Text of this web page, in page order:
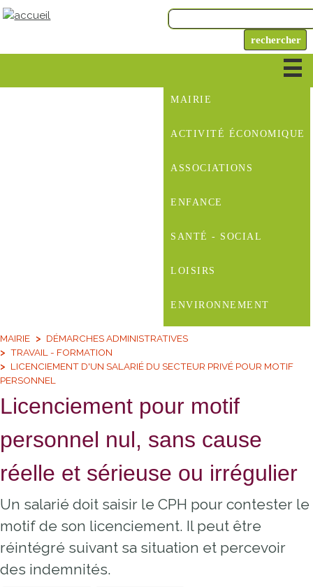
MAIRIE
ACTIVITÉ ÉCONOMIQUE
ASSOCIATIONS
ENFANCE
SANTÉ - SOCIAL
LOISIRS
ENVIRONNEMENT
MAIRIE
DÉMARCHES ADMINISTRATIVES
TRAVAIL - FORMATION
LICENCIEMENT D'UN SALARIÉ DU SECTEUR PRIVÉ POUR MOTIF
PERSONNEL
Licenciement pour motif
personnel nul, sans cause
réelle et sérieuse ou irrégulier
Un salarié doit saisir le CPH pour contester le
motif de son licenciement. Il peut être
réintégré suivant sa situation et percevoir
des indemnités.